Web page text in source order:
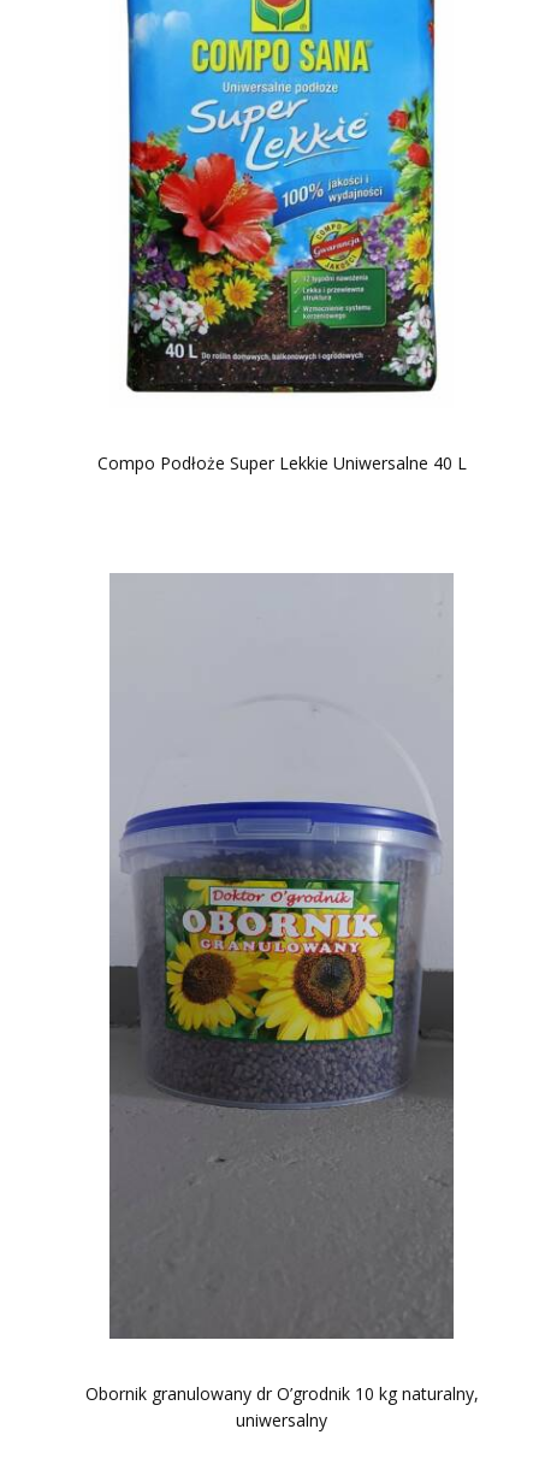
Compo Podłoże Super Lekkie Uniwersalne 40 L
Obornik granulowany dr O’grodnik 10 kg naturalny,
uniwersalny